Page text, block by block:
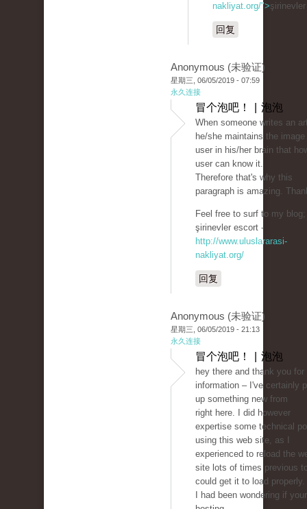
nakliyat.org/">
回复
Anonymous (未验证)
星期三, 06/05/2019 - 07:59
永久连接
冒个泡吧！ | 泡泡
When someone writes an
he/she maintains the
user in his/her brain that
user can know it.
Therefore that's why this
paragraph is amazing.
Feel free to surf to my blog;
şirinevler escort -
http://www.uluslararasi-
nakliyat.org/
回复
Anonymous (未验证)
星期三, 06/05/2019 - 21:13
永久连接
冒个泡吧！ | 泡泡
hey there and thank you for
information – I've certainly
up something new from
right here. I did however
expertise some technical
using this web site, as I
experienced to reload the
site lots of times previous
could get it to load properly.
I had been wondering if